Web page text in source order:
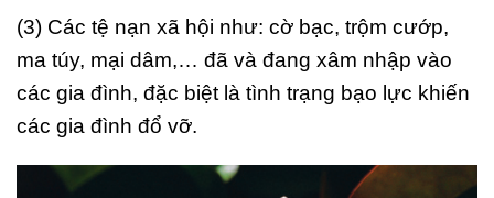
(3) Các tệ nạn xã hội như: cờ bạc, trộm cướp,
ma túy, mại dâm,… đã và đang xâm nhập vào
các gia đình, đặc biệt là tình trạng bạo lực khiến
các gia đình đổ vỡ.